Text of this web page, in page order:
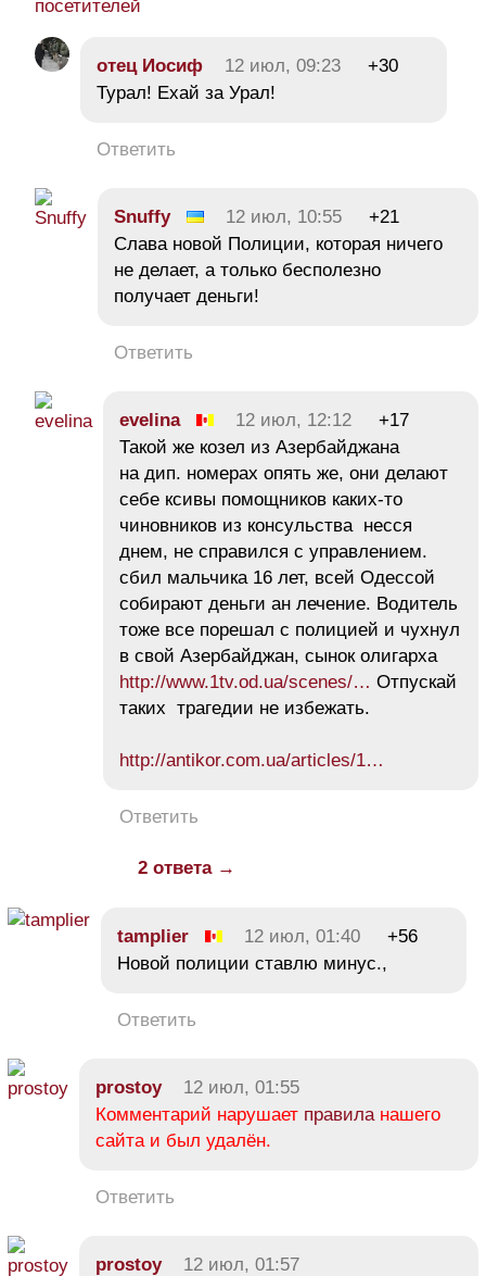
посетителей
отец Иосиф 12 июл, 09:23
+30
Турал! Ехай за Урал!
Ответить
Snuffy 12 июл, 10:55
+21
Слава новой Полиции, которая ничего
не делает, а только бесполезно
получает деньги!
Ответить
evelina 12 июл, 12:12
+17
Такой же козел из Азербайджана
на дип. номерах опять же, они делают
себе ксивы помощников каких-то
чиновников из консульства несся
днем, не справился с управлением.
сбил мальчика 16 лет, всей Одессой
собирают деньги ан лечение. Водитель
тоже все порешал с полицией и чухнул
в свой Азербайджан, сынок олигарха
http://www.1tv.od.ua/scenes/… Отпускай
таких трагедии не избежать.
http://antikor.com.ua/articles/1…
Ответить
2 ответа →
tamplier 12 июл, 01:40
+56
Новой полиции ставлю минус.,
Ответить
prostoy
12 июл, 01:55
Комментарий нарушает правиланашего
сайта и был удалён.
Ответить
prostoy
12 июл, 01:57